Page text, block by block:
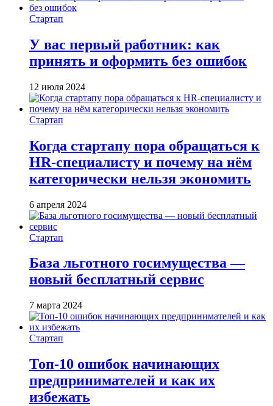
Стартап
У вас первый работник: как
принять и оформить без ошибок
12 июля 2024
Стартап
Когда стартапу пора обращаться к
HR-специалисту и почему на нём
категорически нельзя экономить
6 апреля 2024
Стартап
База льготного госимущества —
новый бесплатный сервис
7 марта 2024
Стартап
Топ-10 ошибок начинающих
предпринимателей и как их
избежать